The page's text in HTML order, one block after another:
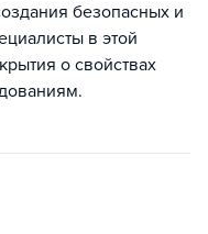
безопасных и
в этой
о свойствах